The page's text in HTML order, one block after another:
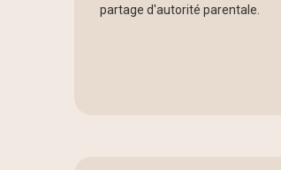
partage d'autorité parentale.